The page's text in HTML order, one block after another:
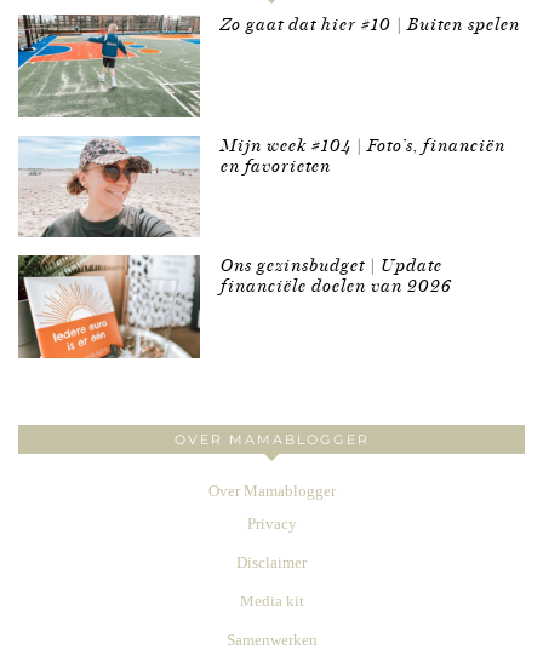
Zo gaat dat hier #10 | Buiten spelen
Mijn week #104 | Foto’s, financiën
en favorieten
Ons gezinsbudget | Update
financiële doelen van 2026
OVER MAMABLOGGER
Over Mamablogger
Privacy
Disclaimer
Media kit
Samenwerken